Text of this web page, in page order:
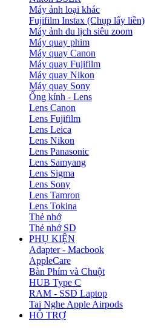
Máy ảnh loại khác
Fujifilm Instax (Chụp lấy liền)
Máy ảnh du lịch siêu zoom
Máy quay phim
Máy quay Canon
Máy quay Fujifilm
Máy quay Nikon
Máy quay Sony
Ống kính - Lens
Lens Canon
Lens Fujifilm
Lens Leica
Lens Nikon
Lens Panasonic
Lens Samyang
Lens Sigma
Lens Sony
Lens Tamron
Lens Tokina
Thẻ nhớ
Thẻ nhớ SD
PHỤ KIỆN
Adapter - Macbook
AppleCare
Bàn Phím và Chuột
HUB Type C
RAM - SSD Laptop
Tai Nghe Apple Airpods
HỖ TRỢ